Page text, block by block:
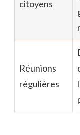
citoyens
Réunions
régulières